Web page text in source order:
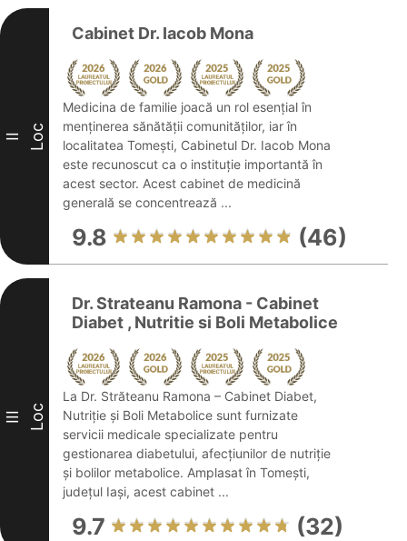
II Loc
Cabinet Dr. Iacob Mona
Medicina de familie joacă un rol esențial în
menținerea sănătății comunităților, iar în
localitatea Tomești, Cabinetul Dr. Iacob Mona
este recunoscut ca o instituție importantă în
acest sector. Acest cabinet de medicină
generală se concentrează ...
9.8 (46)
III Loc
Dr. Strateanu Ramona - Cabinet
Diabet , Nutritie si Boli Metabolice
La Dr. Străteanu Ramona – Cabinet Diabet,
Nutriție și Boli Metabolice sunt furnizate
servicii medicale specializate pentru
gestionarea diabetului, afecțiunilor de nutriție
și bolilor metabolice. Amplasat în Tomești,
județul Iași, acest cabinet ...
9.7 (32)